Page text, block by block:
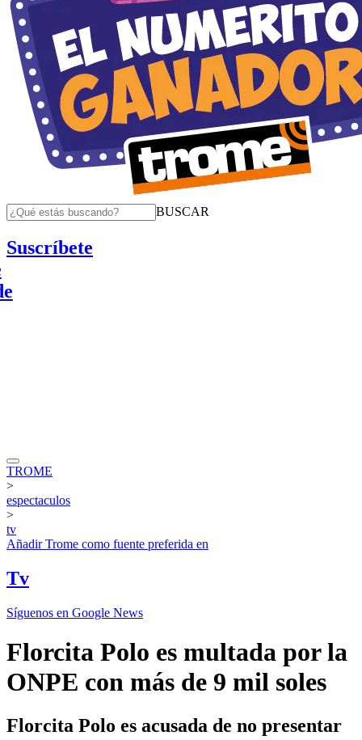
BUSCAR
Suscríbete
TROME
>
espectaculos
>
tv
AñadirTrome como fuente preferida en
Tv
Síguenos en Google News
Florcita Polo es multada por la
ONPE con más de 9 mil soles
Florcita Polo es acusada de no presentar